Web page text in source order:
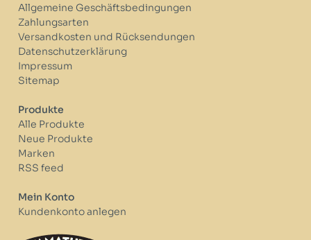
Allgemeine Geschäftsbedingungen
Zahlungsarten
Versandkosten und Rücksendungen
Datenschutzerklärung
Impressum
Sitemap
Produkte
Alle Produkte
Neue Produkte
Marken
RSS feed
Mein Konto
Kundenkonto anlegen